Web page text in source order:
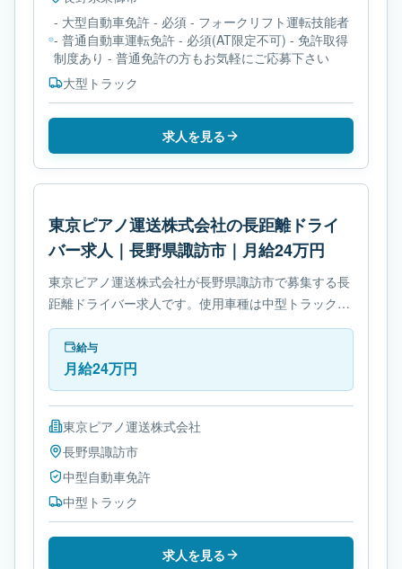
- 大型自動車免許 - 必須 - フォークリフト運転技能者
- 普通自動車運転免許 - 必須(AT限定不可) - 免許取得
制度あり - 普通免許の方もお気軽にご応募下さい
大型トラック
求人を見る
東京ピアノ運送株式会社の長距離ドライ
バー求人｜長野県諏訪市｜月給24万円
東京ピアノ運送株式会社が長野県諏訪市で募集する長
距離ドライバー求人です。使用車種は中型トラックで
す。勤務時間は- 変形労働時間制です。必要免許は中
型自動車免許です。
給与
月給24万円
東京ピアノ運送株式会社
長野県諏訪市
中型自動車免許
中型トラック
求人を見る